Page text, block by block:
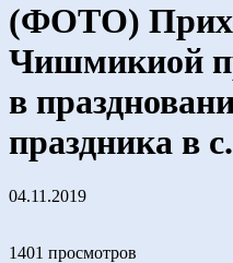
(ФОТО)
Чишмикиой
в
праздника в
04.11.2019
1401 просмотров